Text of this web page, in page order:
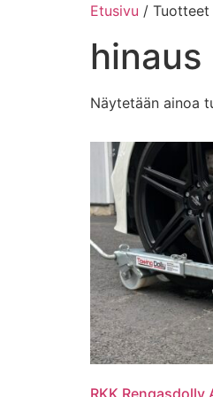
Etusivu / Tuotteet
hinaus
Näytetään ainoa